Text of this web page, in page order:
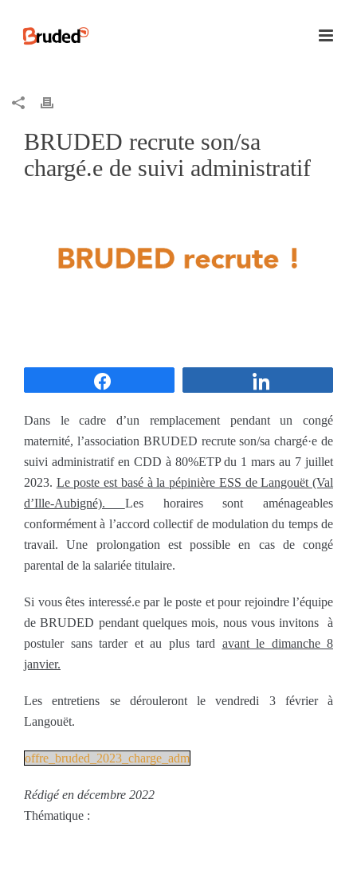
BRUDED recrute son/sa
chargé.e de suivi administratif
Dans le cadre d’un remplacement pendant un congé
maternité, l’association BRUDED recrute son/sa chargé·e de
suivi administratif en CDD à 80%ETP du 1 mars au 7 juillet
2023. Le poste est basé à la pépinière ESS de Langouët (Val
d’Ille-Aubigné). Les horaires sont aménageables
conformément à l’accord collectif de modulation du temps de
travail. Une prolongation est possible en cas de congé
parental de la salariée titulaire.
Si vous êtes interessé.e par le poste et pour rejoindre l’équipe
de BRUDED pendant quelques mois, nous vous invitons à
postuler sans tarder et au plus tard avant le dimanche 8
janvier.
Les entretiens se dérouleront le vendredi 3 février à
Langouët.
offre_bruded_2023_charge_adm
Rédigé en décembre 2022
Thématique :